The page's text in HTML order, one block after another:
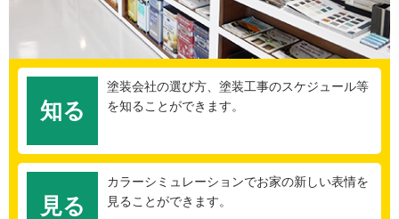
知る
塗装会社の選び方、塗装工事のスケジュール等
を知ることができます。
見る
カラーシミュレーションでお家の新しい表情を
見ることができます。